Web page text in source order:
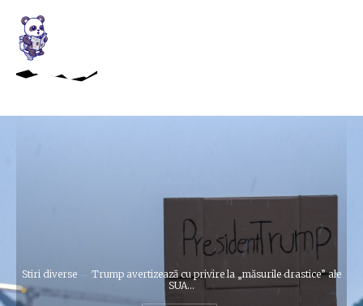
Stiri diverse
Trump avertizează cu privire la „măsurile drastice” ale
SUA...